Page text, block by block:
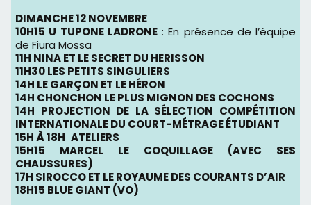
DIMANCHE 12 NOVEMBRE
10H15 U TUPONE LADRONE: En présence de l’équipe
de Fiura Mossa
11H NINA ET LE SECRET DU HERISSON
11H30 LES PETITS SINGULIERS
14H LE GARÇON ET LE HÉRON
14H CHONCHON LE PLUS MIGNON DES COCHONS
14H PROJECTION DE LA SÉLECTION COMPÉTITION
INTERNATIONALE DU COURT-MÉTRAGE ÉTUDIANT
15H À 18H ATELIERS
15H15 MARCEL LE COQUILLAGE (AVEC SES
CHAUSSURES)
17H SIROCCO ET LE ROYAUME DES COURANTS D’AIR
18H15 BLUE GIANT (VO)